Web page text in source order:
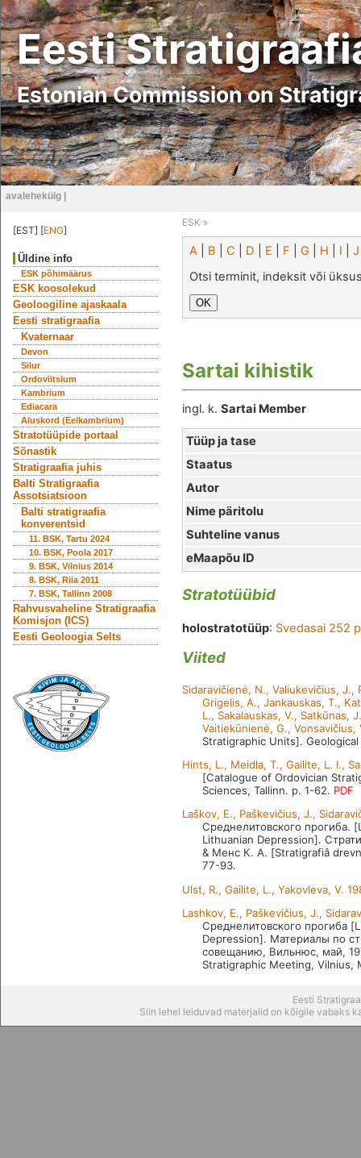
Eesti
Estonian Commission on
avalehekülg
[EST] [ENG]
Üldine info
ESK põhimäärus
ESK koosolekud
Geoloogiline ajaskaala
Eesti stratigraafia
Kvaternaar
Devon
Silur
Ordoviitsium
Kambrium
Ediacara
Aluskord (Eelkambrium)
Stratotüüpide portaal
Sõnastik
Stratigraafia juhis
Balti Stratigraafia
Assotsiatsioon
Balti stratigraafia
konverentsid
11. BSK, Tartu 2024
10. BSK, Poola 2017
9. BSK, Vilnius 2014
8. BSK, Riia 2011
7. BSK, Tallinn 2008
Rahvusvaheline Stratigraafia
Komisjon (ICS)
Eesti Geoloogia Selts
ESK »
A B C D E F G H I J
Otsi terminit, indeksit või
Sartai kihistik
ingl. k. Sartai Member
Tüüp ja tase
Staatus
Autor
Nime päritolu
Suhteline vanus
eMaapõu ID
Stratotüübid
holostratotüüp: Svedasai 252
Viited
Sidaravičienė, N., Valiukevičius, J.,
Grigelis, A., Jankauskas, T.,
L., Sakalauskas, V., Satkūnas,
Vaitiekūnienė, G., Vonsavičius,
Stratigraphic Units].
Hints, L., Meidla, T., Gailite, L. I.,
[Catalogue of Ordovician
Sciences, Tallinn. p. 1-62. PDF
Laškov, E., Paškevičius, J.,
Среднелитовского прогиба.
Lithuanian Depression].
& Менс К. А. [Stratigrafiâ
77-93.
Ulst, R., Gailite, L., Yakovleva, V.
Lashkov, E., Paškevičius, J.,
Среднелитовского прогиба
Depression]. Материалы по
совещанию, Вильнюс, май,
Stratigraphic Meeting, Vilnius,
Eesti
Siin lehel leiduvad materjalid on kõigile vabaks